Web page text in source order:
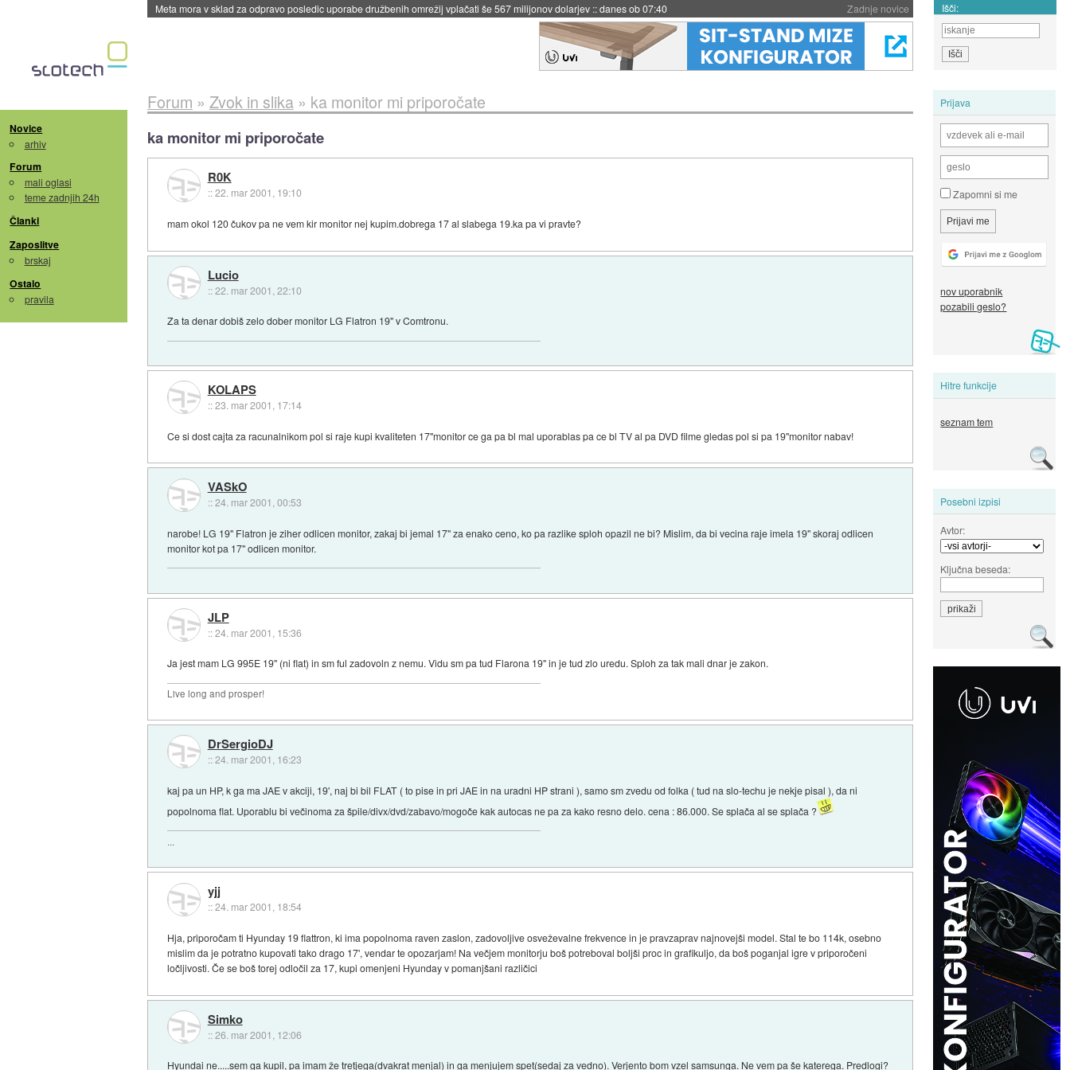
Zadnje novice
Meta mora v sklad za odpravo posledic uporabe družbenih omrežij vplačati še 567 milijonov dolarjev ::danes ob 07:40 Išči:
Novice
arhiv
Forum
mali oglasi
teme zadnjih 24h
Članki
Zaposlitve
brskaj
Ostalo
pravila
Prijava
Zapomni si me
nov uporabnik
pozabili geslo?
Hitre funkcije
seznam tem
Posebni izpisi
Avtor:
Ključna beseda:
Forum » Zvok in slika» ka monitor mi priporočate
ka monitor mi priporočate
R0K
::22. mar 2001, 19:10
mam okol 120 čukov pa ne vem kir monitor nej kupim.dobrega 17 al slabega 19.ka pa vi pravte?
Lucio
::22. mar 2001, 22:10
Za ta denar dobiš zelo dober monitor LG Flatron 19" v Comtronu.
KOLAPS
::23. mar 2001, 17:14
Ce si dost cajta za racunalnikom pol si raje kupi kvaliteten 17"monitor ce ga pa bl mal uporablas pa ce bl TV al pa DVD filme gledas pol si pa 19"monitor nabav!
VASkO
::24. mar 2001, 00:53
narobe! LG 19" Flatron je ziher odlicen monitor, zakaj bi jemal 17" za enako ceno, ko pa razlike sploh opazil ne bi? Mislim, da bi vecina raje imela 19" skoraj odlicen
monitor kot pa 17" odlicen monitor.
JLP
::24. mar 2001, 15:36
Ja jest mam LG 995E 19" (ni flat) in sm ful zadovoln z nemu. Vidu sm pa tud Flarona 19" in je tud zlo uredu. Sploh za tak mali dnar je zakon.
Live long and prosper!
DrSergioDJ
::24. mar 2001, 16:23
kaj pa un HP, k ga ma JAE v akciji, 19', naj bi bil FLAT ( to pise in pri JAE in na uradni HP strani ), samo sm zvedu od folka ( tud na slo-techu je nekje pisal ), da ni
popolnoma flat. Uporablu bi večinoma za špile/divx/dvd/zabavo/mogoče kak autocas ne pa za kako resno delo. cena : 86.000. Se splača al se splača ?
...
yjj
::24. mar 2001, 18:54
Hja, priporočam ti Hyunday 19 flattron, ki ima popolnoma raven zaslon, zadovoljive osveževalne frekvence in je pravzaprav najnovejši model. Stal te bo 114k, osebno
mislim da je potratno kupovati tako drago 17', vendar te opozarjam! Na večjem monitorju boš potreboval boljši proc in grafikuljo, da boš poganjal igre v priporočeni
ločljivosti. Če se boš torej odločil za 17, kupi omenjeni Hyunday v pomanjšani različici
Simko
::26. mar 2001, 12:06
Hyundai ne.....sem ga kupil, pa imam že tretjega(dvakrat menjal) in ga menjujem spet(sedaj za vedno). Verjento bom vzel samsunga. Ne vem pa še katerega. Predlogi?